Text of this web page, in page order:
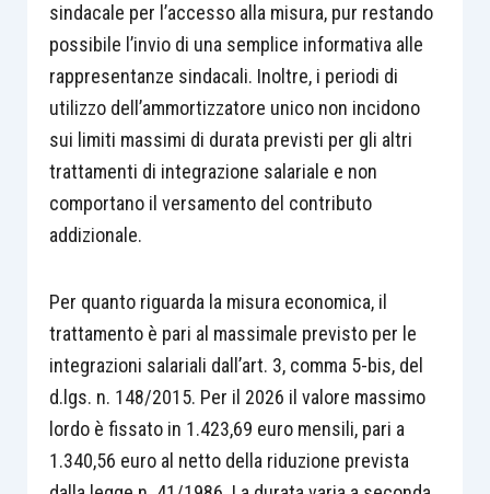
sindacale per l’accesso alla misura, pur restando
possibile l’invio di una semplice informativa alle
rappresentanze sindacali. Inoltre, i periodi di
utilizzo dell’ammortizzatore unico non incidono
sui limiti massimi di durata previsti per gli altri
trattamenti di integrazione salariale e non
comportano il versamento del contributo
addizionale.
Per quanto riguarda la misura economica, il
trattamento è pari al massimale previsto per le
integrazioni salariali dall’art. 3, comma 5-bis, del
d.lgs. n. 148/2015. Per il 2026 il valore massimo
lordo è fissato in 1.423,69 euro mensili, pari a
1.340,56 euro al netto della riduzione prevista